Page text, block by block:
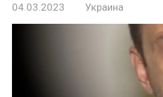
04.03.2023 Украина